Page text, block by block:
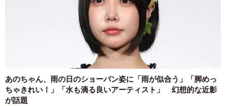
あのちゃん、雨の日のショーパン姿に「雨が似合う」「脚めっ
ちゃきれい！」「水も滴る良いアーティスト」 幻想的な近影
が話題